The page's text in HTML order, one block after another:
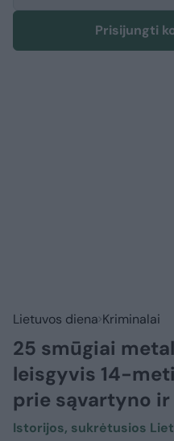
Prisijungti
Lietuvos diena Kriminalai
25 smūgiai
leisgyvis 14-
prie sąvartyno
Istorijos, sukrėtusios